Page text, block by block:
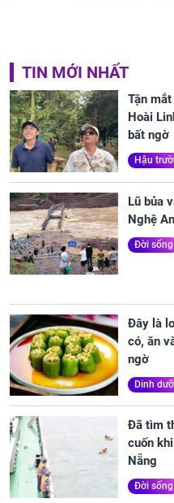
TIN MỚI NHẤT
Tận
Hoài
bất ngờ
Hậu
Lũ bủa
Nghệ
Đời sống
Đây là
có, ăn
ngờ
Dinh
Đã tìm
cuốn
Nẵng
Đời sống